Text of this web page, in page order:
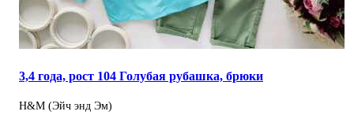
3,4 года, рост 104 Голубая рубашка, брюки
H&M (Эйч энд Эм)